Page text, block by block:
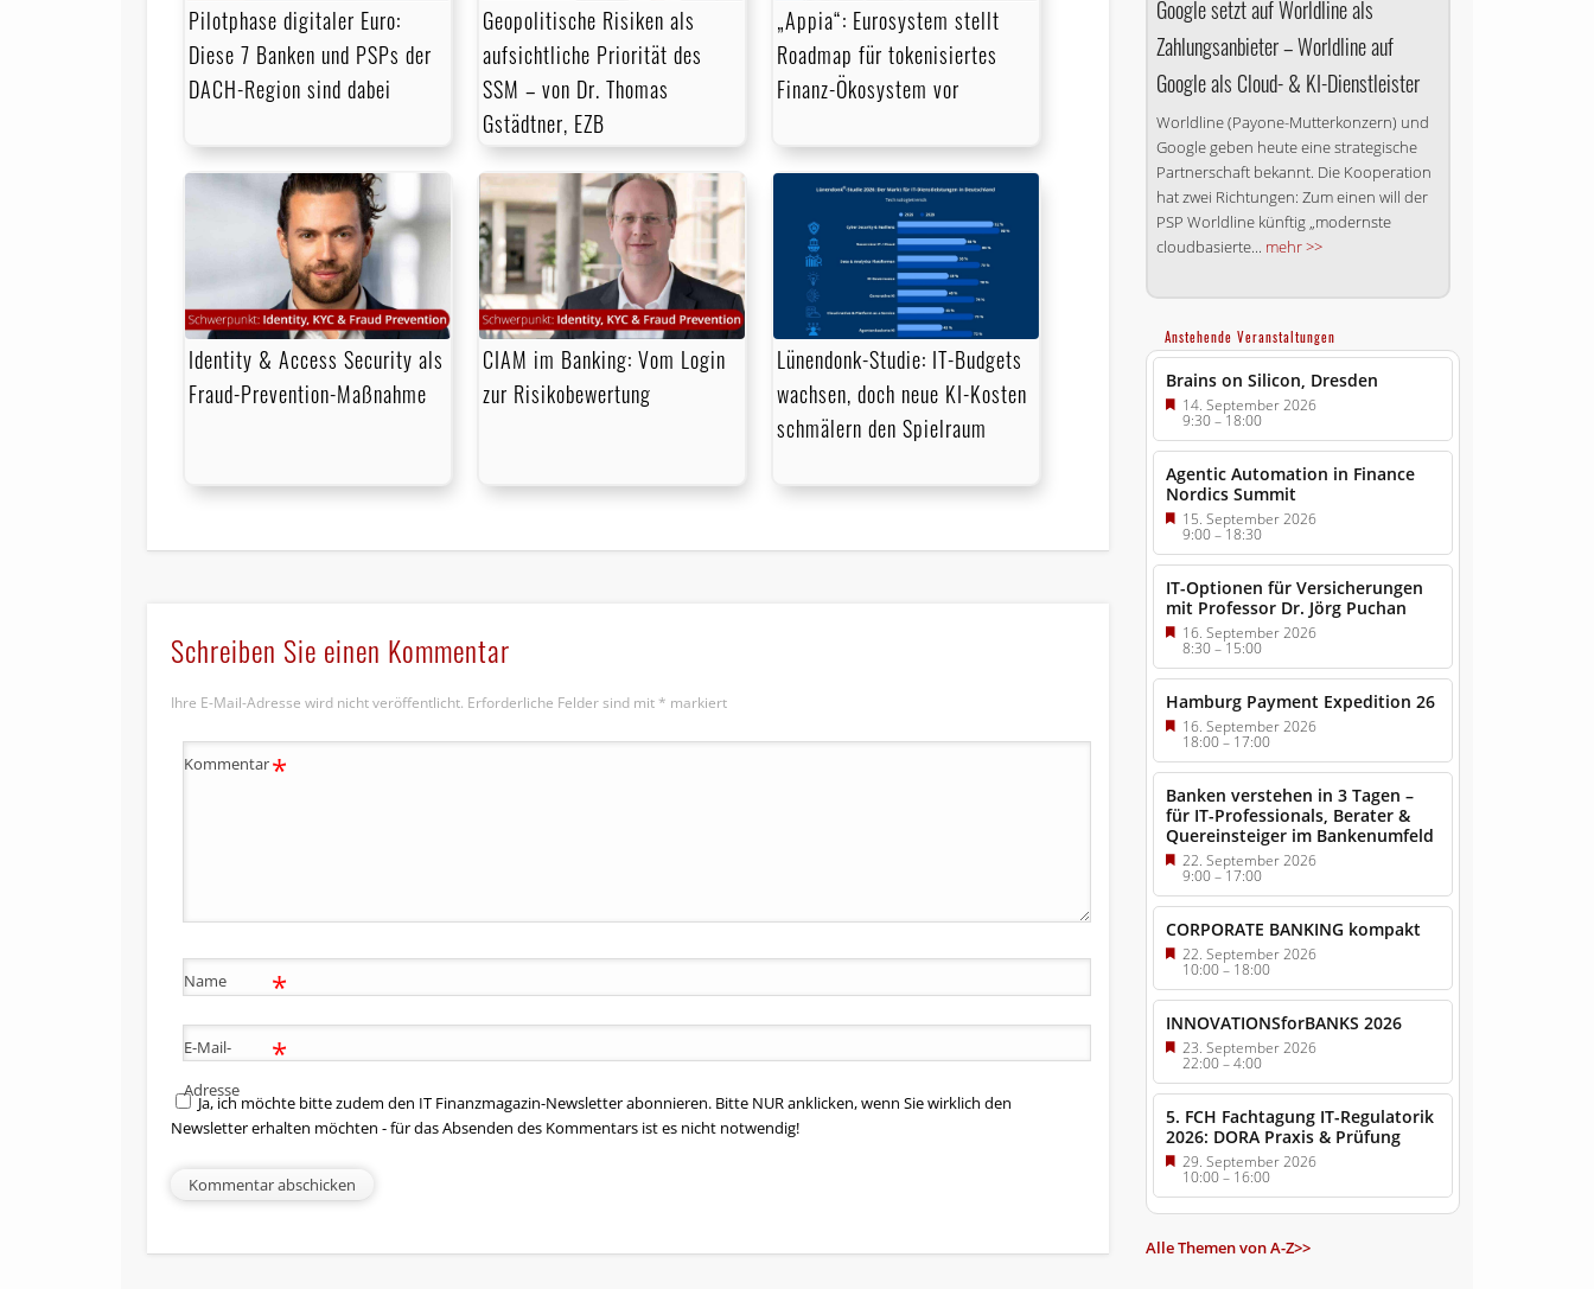
Pilotphase digitaler Euro:
Diese 7 Banken und PSPs der
DACH-Region sind dabei
Geopolitische Risiken als
aufsichtliche Priorität des
SSM – von Dr. Thomas
Gstädtner, EZB
„Appia“: Eurosystem stellt
Roadmap für tokenisiertes
Finanz-Ökosystem vor
Identity & Access Security als
Fraud-Prevention-Maßnahme
CIAM im Banking: Vom Login
zur Risikobewertung
Lünendonk-Studie: IT-Budgets
wachsen, doch neue KI-Kosten
schmälern den Spielraum
Schreiben Sie einen Kommentar
Ihre E-Mail-Adresse wird nicht veröffentlicht. Erforderliche Felder sind mit * markiert
Kommentar*
Name *
E-Mail-
Adresse
*
Ja, ich möchte bitte zudem den IT Finanzmagazin-Newsletter abonnieren. Bitte NUR anklicken, wenn Sie wirklich den
Newsletter erhalten möchten - für das Absenden des Kommentars ist es nicht notwendig!
Google setzt auf Worldline als
Zahlungsanbieter – Worldline auf
Google als Cloud- & KI-Dienstleister
Worldline (Payone-Mutterkonzern) und
Google geben heute eine strategische
Partnerschaft bekannt. Die Kooperation
hat zwei Richtungen: Zum einen will der
PSP Worldline künftig „modernste
cloudbasierte... mehr >>
Anstehende Veranstaltungen
Brains on Silicon, Dresden
14. September 2026
9:30–18:00
Agentic Automation in Finance
Nordics Summit
15. September 2026
9:00–18:30
IT-Optionen für Versicherungen
mit Professor Dr. Jörg Puchan
16. September 2026
8:30–15:00
Hamburg Payment Expedition 26
16. September 2026
18:00– 17:00
Banken verstehen in 3 Tagen –
für IT-Professionals, Berater &
Quereinsteiger im Bankenumfeld
22. September 2026
9:00–17:00
CORPORATE BANKING kompakt
22. September 2026
10:00– 18:00
INNOVATIONSforBANKS 2026
23. September 2026
22:00–4:00
5. FCH Fachtagung IT-Regulatorik
2026: DORA Praxis & Prüfung
29. September 2026
10:00– 16:00
Alle Themen von A-Z>>